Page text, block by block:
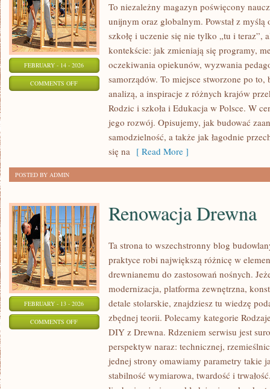
FEBRUARY - 14 - 2026
COMMENTS OFFON
To niezależny magazyn poświęcony
unijnym oraz globalnym. Powstał z
szkołę i uczenie się nie tylko „tu i teraz”,
kontekście: jak zmieniają się programy,
oczekiwania opiekunów, wyzwania
samorządów. To miejsce stworzone po to,
analizą, a inspiracje z różnych krajów
Rodzic i szkoła i Edukacja w Polsce. W
jego rozwój. Opisujemy, jak budować
samodzielność, a także jak łagodnie
się na [ Read More ]
POSTED BY ADMIN
FEBRUARY - 13 - 2026
COMMENTS OFFON
RENOWACJA
Renowacja Drewna
Ta strona to wszechstronny blog
praktyce robi największą różnicę w
drewnianemu do zastosowań nośnych.
modernizacja, platforma zewnętrzna,
detale stolarskie, znajdziesz tu wiedzę
zbędnej teorii. Polecamy kategorie
DIY z Drewna. Rdzeniem serwisu jest
perspektyw naraz: technicznej,
jednej strony omawiamy parametry takie
stabilność wymiarowa, twardość i